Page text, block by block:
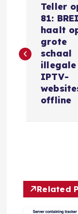
r
a
Teller
81:
haalt
grote
schaal
illegale
IPTV-
offline
Related